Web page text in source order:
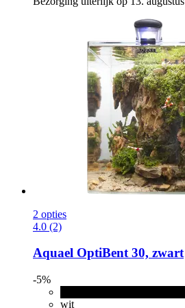
2 opties
4.0 (2)
Aquael OptiBent 30, zwart
-5%
wit